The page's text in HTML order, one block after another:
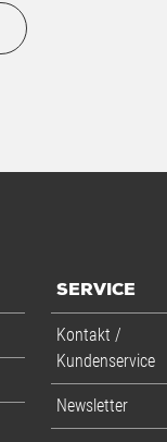
SERVICE
Kontakt /
Kundenservice
Newsletter